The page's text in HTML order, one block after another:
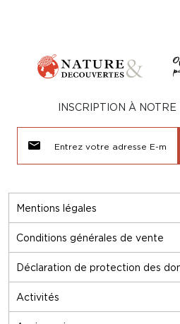
Mentions légales
Conditions générales de vente
Déclaration de protection des
Activités
INSCRIPTION À